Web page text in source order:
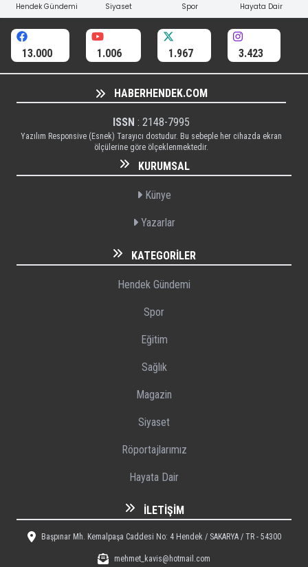
Hendek Gündemi Siyaset Spor Hayata Dair
13.000 1.006 1.967 3.423
HABERHENDEK.COM
ISSN : 2148-7995
Yazılım Responsive (Esnek) Tarayıcı dostudur. Bu sebeple her cihazda ekran
ölçülerine göre ölçeklenmektedir.
KURUMSAL
Künye
Yazarlar
KATEGORILER
Hendek Gündemi
Spor
Eğitim
Sağlık
Magazin
Siyaset
Röportajlarımız
Hayata Dair
İLETIŞIM
Başpınar Mh. Kemalpaşa Caddesi No: 4 Hendek / SAKARYA / TR - 54300
mehmet_kavis@hotmail.com